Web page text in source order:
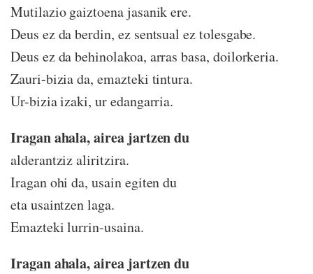
Mutilazio gaiztoena jasanik ere.
Deus ez da berdin, ez sentsual ez tolesgabe.
Deus ez da behinolakoa, arras basa, doilorkeria.
Zauri-bizia da, emazteki tintura.
Ur-bizia izaki, ur edangarria.
Iragan ahala, airea jartzen du
alderantziz aliritzira.
Iragan ohi da, usain egiten du
eta usaintzen laga.
Emazteki lurrin-usaina.
Iragan ahala, airea jartzen du